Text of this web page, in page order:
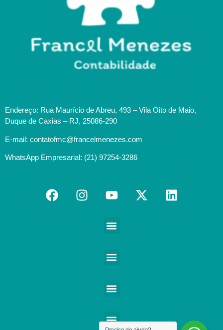
Endereço: Rua Maurício de Abreu, 493 – Vila Oito de Maio,
Duque de Caxias – RJ, 25086-290
E-mail: contatofmc@francelmenezes.com
WhatsApp Empresarial: (21) 97254-3286